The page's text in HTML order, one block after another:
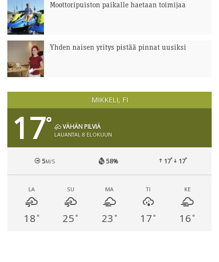
Moottoripuiston paikalle haetaan toimijaa
Yhden naisen yritys pistää pinnat uusiksi
MIKKELI, FI
17° VÄHÄN PILVIÄ
LAUANTAI, 8 ELOKUUN
5M/S 58% 17° 17°
LA
18 °
SU
25 °
MA
23 °
TI
17 °
KE
16 °